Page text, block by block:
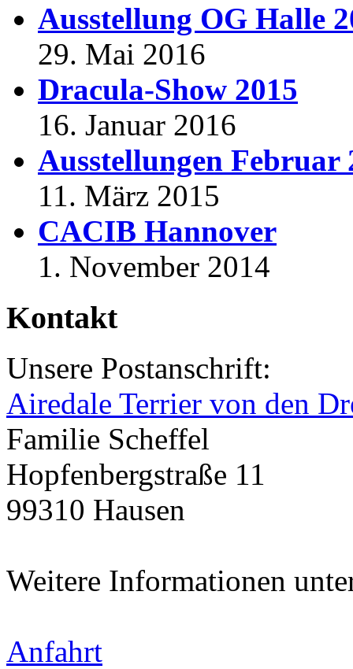
Ausstellung OG Halle
29. Mai 2016
Dracula-Show 2015
16. Januar 2016
Ausstellungen Februar
11. März 2015
CACIB Hannover
1. November 2014
Kontakt
Unsere Postanschrift:
Airedale Terrier von den
Familie Scheffel
Hopfenbergstraße 11
99310 Hausen
Weitere Informationen
Anfahrt